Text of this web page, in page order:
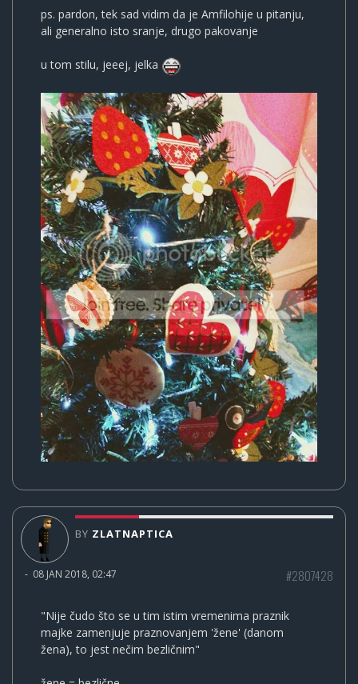
ps. pardon, tek sad vidim da je Amfilohije u pitanju,
ali generalno isto sranje, drugo pakovanje
u tom stilu, jeeej, jelka
BY ZLATNAPTICA
- 08 JAN 2018, 02:47 #2807428
"Nije čudo što se u tim istim vremenima praznik
majke zamenjuje praznovanjem 'žene' (danom
žena), to jest nečim bezličnim"